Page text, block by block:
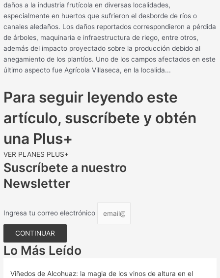
daños a la industria frutícola en diversas localidades,
especialmente en huertos que sufrieron el desborde de ríos o
canales aledaños. Los daños reportados correspondieron a pérdida
de árboles, maquinaria e infraestructura de riego, entre otros,
además del impacto proyectado sobre la producción debido al
anegamiento de los plantíos. Uno de los campos afectados en este
último aspecto fue Agrícola Villaseca, en la localida...
Para seguir leyendo este
artículo, suscríbete y obtén
una Plus+
VER PLANES PLUS+
Suscríbete a nuestro
Newsletter
Ingresa tu correo electrónico
CONTINUAR
Lo Más Leído
Viñedos de Alcohuaz: la magia de los vinos de altura en el